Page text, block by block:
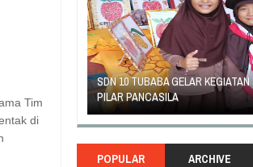
Tim
di
GEJOLAK PIHAK SEKOLAH SD
DENGAN ORANG TUA MURID
POPULAR ARCHIVE